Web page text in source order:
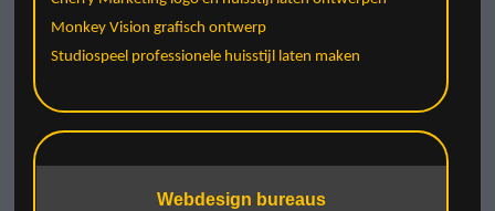
Monkey Vision grafisch ontwerp
Studiospeel professionele huisstijl laten maken
Webdesign bureaus